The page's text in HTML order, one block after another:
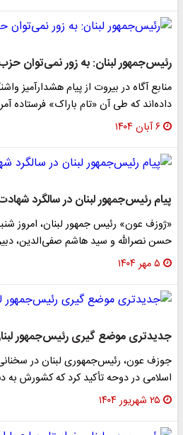
رئیس‌جمهور لبنان: به زور نمی‌توان
منابع آگاه در بیروت از پیام هشدارآمیز
داده‌اند که طی آن «تام باراک» فرستاده
۶ آبان ۱۴۰۴
پیام رئیس‌جمهور لبنان در سالگرد
«ژوزف عون» رئیس جمهور لبنان، امروز
حسن نصرالله و سید هاشم صفی‌الدین،
۵ مهر ۱۴۰۴
جدیدتری موضع گیری رئیس‌جمهور
جوزف عون، رئیس‌جمهوری لبنان در
اسلامی در دوحه تأکید کرد که کشورش به
۲۵ شهریور ۱۴۰۴